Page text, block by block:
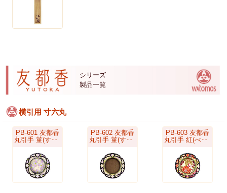
シリーズ
製品一覧
横引用 寸六丸
PB-601 友都香
丸引手 菫(す‥
PB-602 友都香
丸引手 菫(す‥
PB-603 友都香
丸引手 紅(べ‥